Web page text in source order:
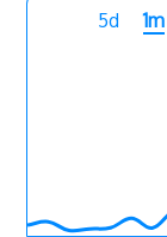
5d 1m